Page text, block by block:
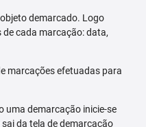
demarcado. Logo
cada marcação: data,
marcações efetuadas para
uma demarcação inicie-se
da tela de demarcação